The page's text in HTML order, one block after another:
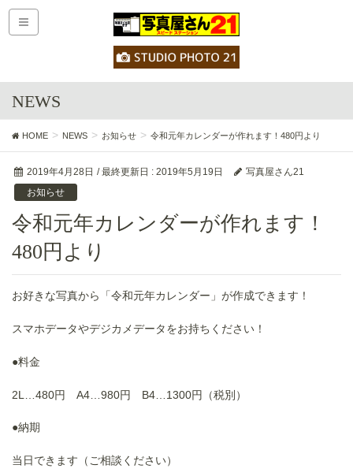
NEWS
HOME NEWS お知らせ 令和元年カレンダーが作れます！480円より
2019年4月28日 / 最終更新日 : 2019年5月19日
写真屋さん21
お知らせ
令和元年カレンダーが作れます！
480円より
お好きな写真から「令和元年カレンダー」が作成できます！
スマホデータやデジカメデータをお持ちください！
●料金
2L…480円 A4…980円 B4…1300円（税別）
●納期
当日できます（ご相談ください）